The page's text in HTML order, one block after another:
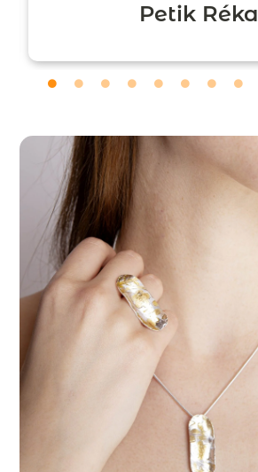
Petik Réka